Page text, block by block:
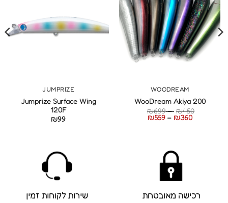
WOODREAM
WooDream Akiya 200
₪450
–
₪699
₪360
–
₪559
JUMPRIZE
Jumprize Surface Wing
120F
₪99
רכישה מאובטחת שירות לקוחות זמין